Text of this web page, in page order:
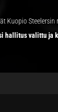
Kuopio Steelersin
hallitus valittu ja